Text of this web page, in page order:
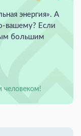
энергия». А
вашему? Если
большим